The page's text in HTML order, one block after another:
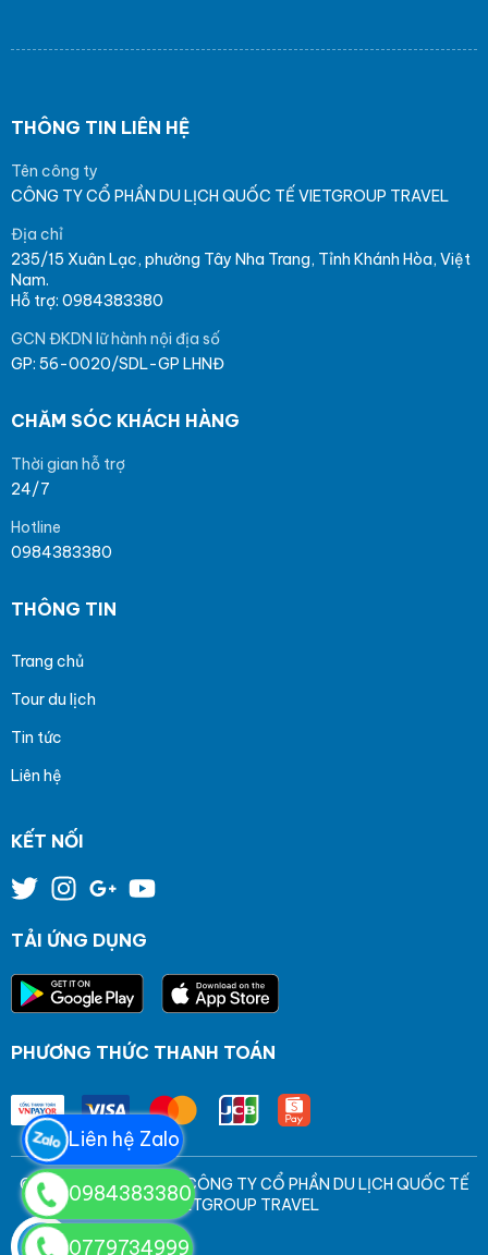
THÔNG TIN LIÊN HỆ
Tên công ty
CÔNG TY CỔ PHẦN DU LỊCH QUỐC TẾ VIETGROUP TRAVEL
Địa chỉ
235/15 Xuân Lạc, phường Tây Nha Trang, Tỉnh Khánh Hòa, Việt
Nam.
Hỗ trợ: 0984383380
GCN ĐKDN lữ hành nội địa số
GP: 56-0020/SDL-GP LHNĐ
CHĂM SÓC KHÁCH HÀNG
Thời gian hỗ trợ
24/7
Hotline
0984383380
THÔNG TIN
Trang chủ
Tour du lịch
Tin tức
Liên hệ
KẾT NỐI
TẢI ỨNG DỤNG
PHƯƠNG THỨC THANH TOÁN
© Bản quyền thuộc về CÔNG TY CỔ PHẦN DU LỊCH QUỐC TẾ
VIETGROUP TRAVEL
0984383380
0779734999
Liên hệ Zalo